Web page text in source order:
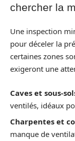
chercher la
Une inspection
pour déceler la
certaines zones
exigeront une
Caves et sous-
ventilés, idéaux
Charpentes et
manque de